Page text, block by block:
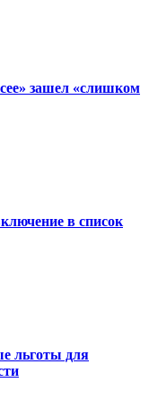
зашел «слишком
в список
льготы для